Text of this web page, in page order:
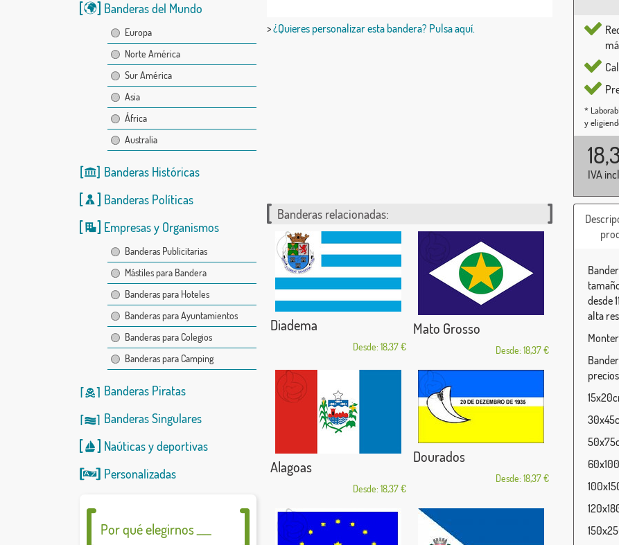
Banderas del Mundo
Europa
Norte América
Sur América
Asia
África
Australia
Banderas Históricas
Banderas Políticas
Empresas y Organismos
Banderas Publicitarias
Mástiles para Bandera
Banderas para Hoteles
Banderas para Ayuntamientos
Banderas para Colegios
Banderas para Camping
Banderas Piratas
Banderas Singulares
Naúticasydeportivas
Personalizadas
Por qué elegirnos ___
>¿Quieres personalizar esta bandera? Pulsa aquí.
*
y
IVA
Banderas relacionadas:
Diadema
Desde: 18,37 €
Mato Grosso
Desde: 18,37 €
Alagoas
Desde: 18,37 €
Dourados
Desde: 18,37 €
desde
alta